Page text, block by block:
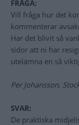
FRÅGA:
Vill fråga hur det
kommenterar
Har det blivit så
sidor att ni har
utelämna en så
Per Johansson,
SVAR:
De praktiska